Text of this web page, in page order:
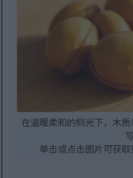
在温暖柔和的侧光下，木
单击或点击图片可获取